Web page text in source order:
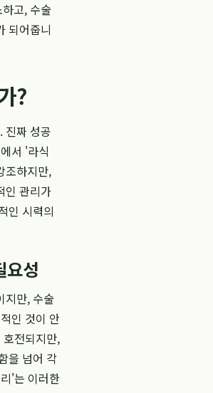
고, 수술
되어줍니
?
진짜 성공
서 '라식
조하지만,
인 관리가
인 시력의
요성
지만, 수술
인 것이 안
전되지만,
을 넘어 각
'는 이러한